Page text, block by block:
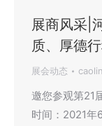
展商风采|
质、厚德
展会动态
邀您参观第21
时间：2021年